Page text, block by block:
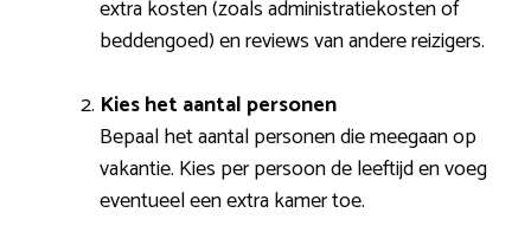
extra kosten (zoals administratiekosten of
beddengoed) en reviews van andere reizigers.
Kies het aantal personen
Bepaal het aantal personen die meegaan op
vakantie. Kies per persoon de leeftijd en voeg
eventueel een extra kamer toe.